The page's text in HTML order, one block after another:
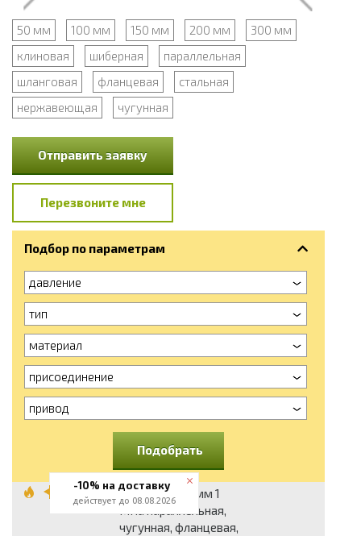
50 мм 100 мм 150 мм 200 мм
300 мм
клиновая
шиберная
параллельная
шланговая
фланцевая
стальная
нержавеющая
чугунная
Отправить заявку
Перезвоните мне
Подбор по параметрам
давление
тип
материал
присоединение
привод
Подобрать
Задвижка 80 мм 1
МПа параллельная,
чугунная, фланцевая,
-10% на доставку
действует до 08.08.2026